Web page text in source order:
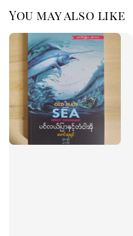
You may also like